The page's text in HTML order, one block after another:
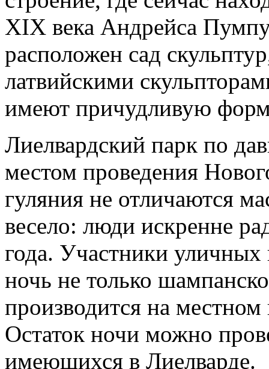
XIX века Андрейса
расположен сад
латвийскими
имеют причудливую
Лиелвардский парк по
местом проведения
гуляния не отличаются
весело: люди искренне
года. Участники
ночь не только
производится на
Остаток ночи можно
имеющихся в Лиелварде.